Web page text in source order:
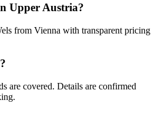
Upper Austria?
from Vienna with transparent pricing
are covered. Details are confirmed